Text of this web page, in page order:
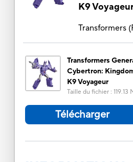
K9
Transformers(
Transformers
Cybertron:
K9 Voyageur
Taille du fichier: 119.13
Télécharger